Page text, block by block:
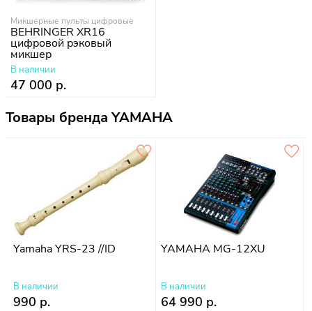
Микшерные пульты цифровые
BEHRINGER XR16
цифровой рэковый
микшер
В наличии
47 000 р.
Товары бренда YAMAHA
Yamaha YRS-23 //ID
В наличии
990 р.
YAMAHA MG-12XU
В наличии
64 990 р.